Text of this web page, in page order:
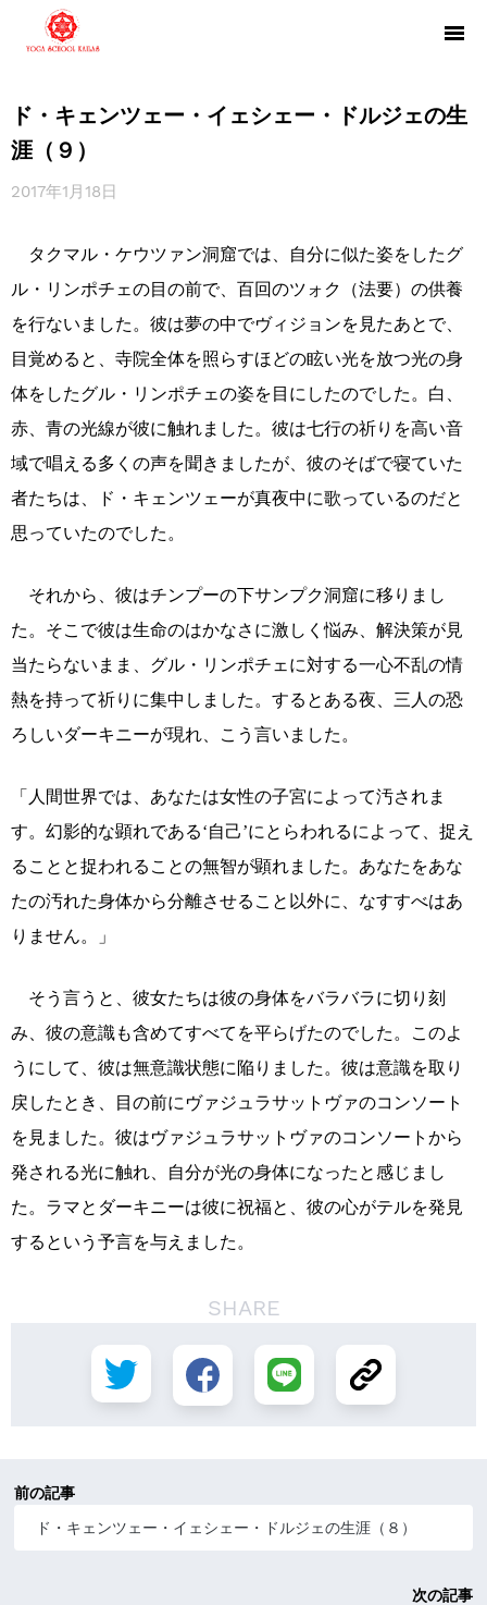
ド・キェンツェー・イェシェー・ドルジェの生
涯（９）
2017年1月18日
タクマル・ケウツァン洞窟では、自分に似た姿をしたグ
ル・リンポチェの目の前で、百回のツォク（法要）の供養
を行ないました。彼は夢の中でヴィジョンを見たあとで、
目覚めると、寺院全体を照らすほどの眩い光を放つ光の身
体をしたグル・リンポチェの姿を目にしたのでした。白、
赤、青の光線が彼に触れました。彼は七行の祈りを高い音
域で唱える多くの声を聞きましたが、彼のそばで寝ていた
者たちは、ド・キェンツェーが真夜中に歌っているのだと
思っていたのでした。
それから、彼はチンプーの下サンプク洞窟に移りまし
た。そこで彼は生命のはかなさに激しく悩み、解決策が見
当たらないまま、グル・リンポチェに対する一心不乱の情
熱を持って祈りに集中しました。するとある夜、三人の恐
ろしいダーキニーが現れ、こう言いました。
「人間世界では、あなたは女性の子宮によって汚されま
す。幻影的な顕れである‘自己’にとらわれるによって、捉え
ることと捉われることの無智が顕れました。あなたをあな
たの汚れた身体から分離させること以外に、なすすべはあ
りません。」
そう言うと、彼女たちは彼の身体をバラバラに切り刻
み、彼の意識も含めてすべてを平らげたのでした。このよ
うにして、彼は無意識状態に陥りました。彼は意識を取り
戻したとき、目の前にヴァジュラサットヴァのコンソート
を見ました。彼はヴァジュラサットヴァのコンソートから
発される光に触れ、自分が光の身体になったと感じまし
た。ラマとダーキニーは彼に祝福と、彼の心がテルを発見
するという予言を与えました。
SHARE
前の記事
ド・キェンツェー・イェシェー・ドルジェの生涯（８）
次の記事